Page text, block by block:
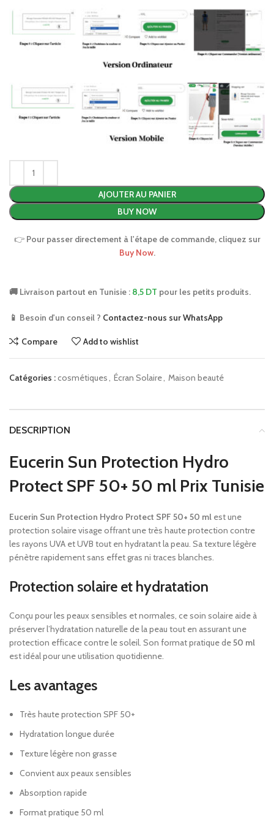
AJOUTER AU PANIER
BUY NOW
👉 Pour passer directement à l'étape de commande, cliquez sur
Buy Now.
🚚 Livraison partout en Tunisie : 8,5 DT pour les petits produits.
📱 Besoin d'un conseil ? Contactez-nous sur WhatsApp
Compare Add to wishlist
Catégories :cosmétiques, Écran Solaire, Maison beauté
DESCRIPTION
Eucerin Sun Protection Hydro
Protect SPF 50+ 50 ml Prix Tunisie
Eucerin Sun Protection Hydro Protect SPF 50+ 50 ml est une
protection solaire visage offrant une très haute protection contre
les rayons UVA et UVB tout en hydratant la peau. Sa texture légère
pénètre rapidement sans effet gras ni traces blanches.
Protection solaire et hydratation
Conçu pour les peaux sensibles et normales, ce soin solaire aide à
préserver l’hydratation naturelle de la peau tout en assurant une
protection efficace contre le soleil. Son format pratique de50 ml
est idéal pour une utilisation quotidienne.
Les avantages
Très haute protection SPF 50+
Hydratation longue durée
Texture légère non grasse
Convient aux peaux sensibles
Absorption rapide
Format pratique 50 ml